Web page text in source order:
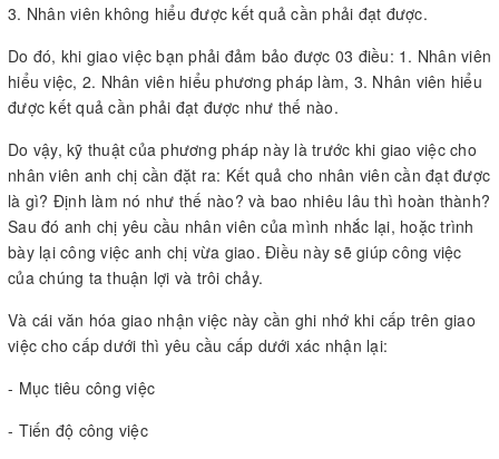
3. Nhân viên không hiểu được kết quả cần phải đạt được.
Do đó, khi giao việc bạn phải đảm bảo được 03 điều: 1. Nhân viên
hiểu việc, 2. Nhân viên hiểu phương pháp làm, 3. Nhân viên hiểu
được kết quả cần phải đạt được như thế nào.
Do vậy, kỹ thuật của phương pháp này là trước khi giao việc cho
nhân viên anh chị cần đặt ra: Kết quả cho nhân viên cần đạt được
là gì? Định làm nó như thế nào? và bao nhiêu lâu thì hoàn thành?
Sau đó anh chị yêu cầu nhân viên của mình nhắc lại, hoặc trình
bày lại công việc anh chị vừa giao. Điều này sẽ giúp công việc
của chúng ta thuận lợi và trôi chảy.
Và cái văn hóa giao nhận việc này cần ghi nhớ khi cấp trên giao
việc cho cấp dưới thì yêu cầu cấp dưới xác nhận lại:
- Mục tiêu công việc
- Tiến độ công việc